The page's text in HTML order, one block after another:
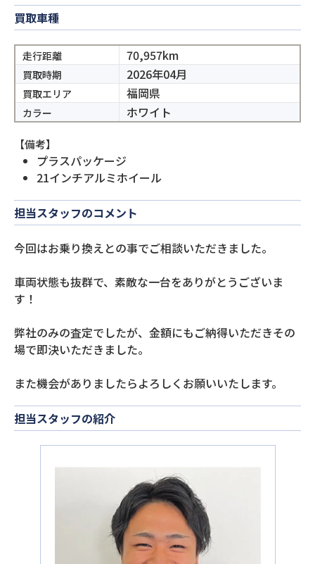
買取車種
走行距離 70,957km
買取時期 2026年04月
買取エリア 福岡県
カラー ホワイト
【備考】
プラスパッケージ
21インチアルミホイール
担当スタッフのコメント
今回はお乗り換えとの事でご相談いただきました。
車両状態も抜群で、素敵な一台をありがとうございま
す！
弊社のみの査定でしたが、金額にもご納得いただきその
場で即決いただきました。
また機会がありましたらよろしくお願いいたします。
担当スタッフの紹介